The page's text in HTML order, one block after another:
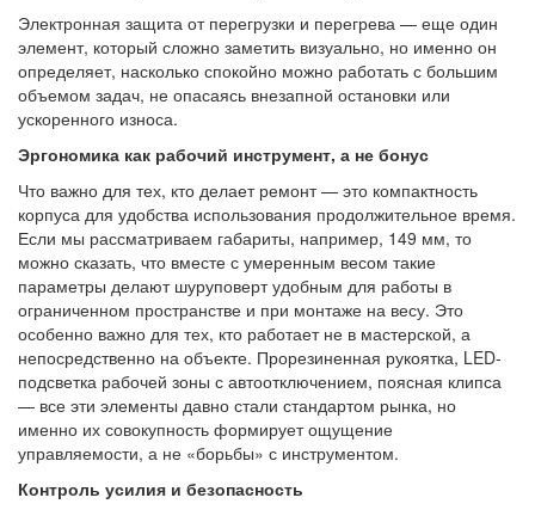
Электронная защита от перегрузки и перегрева — еще один
элемент, который сложно заметить визуально, но именно он
определяет, насколько спокойно можно работать с большим
объемом задач, не опасаясь внезапной остановки или
ускоренного износа.
Эргономика как рабочий инструмент, а не бонус
Что важно для тех, кто делает ремонт — это компактность
корпуса для удобства использования продолжительное время.
Если мы рассматриваем габариты, например, 149 мм, то
можно сказать, что вместе с умеренным весом такие
параметры делают шуруповерт удобным для работы в
ограниченном пространстве и при монтаже на весу. Это
особенно важно для тех, кто работает не в мастерской, а
непосредственно на объекте. Прорезиненная рукоятка, LED-
подсветка рабочей зоны с автоотключением, поясная клипса
— все эти элементы давно стали стандартом рынка, но
именно их совокупность формирует ощущение
управляемости, а не «борьбы» с инструментом.
Контроль усилия и безопасность